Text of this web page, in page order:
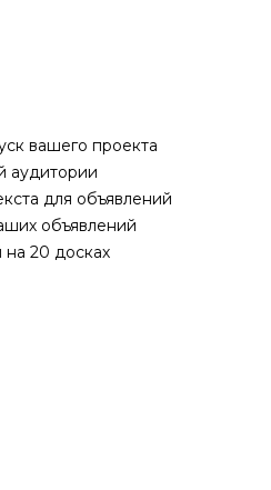
вашего проекта
аудитории
для объявлений
объявлений
20 досках